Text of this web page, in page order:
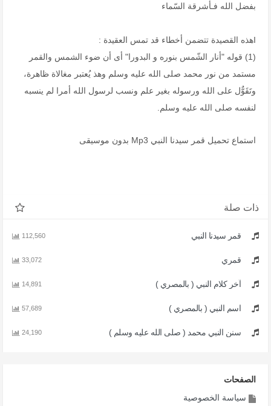
بفضل الله فـأشرقة السّماء
Iهذه القصيدة تتضمن أخطاء قد تمس العقيدة :
(1) قوله "أنار الشّمس بنوره و البدورا" أى أن ضوء الشمس والقمر
مستمد من نور محمد صلى الله عليه وسلم وهذ يُعتبر مغالاة ظاهرة،
وتَقَوٌّل على الله ورسوله بغير علم ونسب لرسول الله أمرا لم ينسبه
لنفسه صلى الله عليه وسلم.
استماع تحميل قمر سيدنا النبي Mp3 بدون موسيقى
ذات صلة
قمر سيدنا النبي 112,560
قمري 33,072
آخر كلام النبي ( بالمصري ) 14,891
اسم النبي ( بالمصري ) 57,689
سنن النبي محمد ( صلى الله عليه وسلم ) 24,190
الصفحات
سياسة الخصوصية